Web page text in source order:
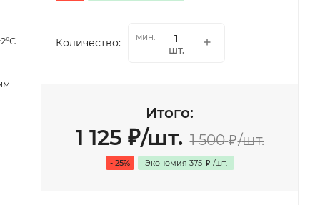
Количество:
мин.
1
шт.
Итого:
1 125 ₽/шт. 1 500 ₽/шт.
- 25% Экономия 375 ₽ /шт.